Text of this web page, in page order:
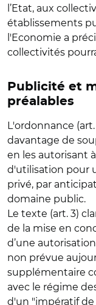
l’Etat, aux
établissements
l'Economie a
collectivités
Publicité et
préalables
L'ordonnance
davantage de
en les autorisant
d'utilisation pour
privé, par
domaine public.
Le texte (art. 3)
de la mise en
d’une
non prévue
supplémentaire
avec le régime
d'un "impératif de